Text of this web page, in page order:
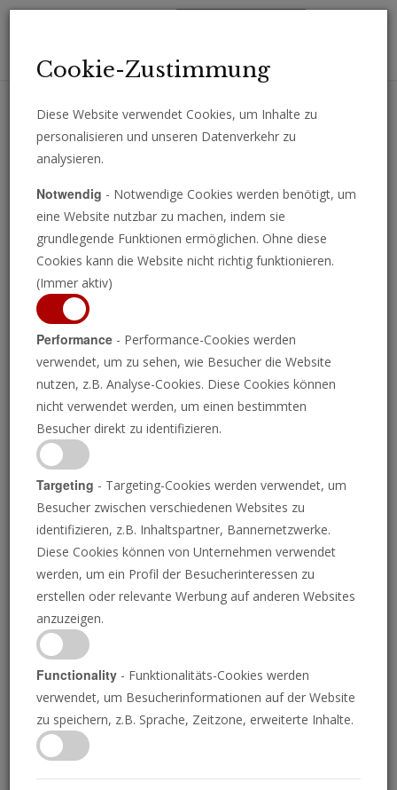
Erhalten Sie wichtige Analysen, Kommentare und Nachrichten
Ist dies Amerikas goldenes
Zeitalter?
STEPHEN FLURRY UND JOEL
HILLIKER
CHEFREDAKTEUR
GERALD FLURRY
Cookie-Zustimmung
Diese Website verwendet Cookies, um Inhalte zu
personalisieren und unseren Datenverkehr zu
analysieren.
Notwendig - Notwendige Cookies werden benötigt, um
eine Website nutzbar zu machen, indem sie
grundlegende Funktionen ermöglichen. Ohne diese
Cookies kann die Website nicht richtig funktionieren.
(Immer aktiv)
Performance - Performance-Cookies werden
verwendet, um zu sehen, wie Besucher die Website
nutzen, z.B. Analyse-Cookies. Diese Cookies können
nicht verwendet werden, um einen bestimmten
Besucher direkt zu identifizieren.
Targeting - Targeting-Cookies werden verwendet, um
Besucher zwischen verschiedenen Websites zu
identifizieren, z.B. Inhaltspartner, Bannernetzwerke.
Diese Cookies können von Unternehmen verwendet
werden, um ein Profil der Besucherinteressen zu
erstellen oder relevante Werbung auf anderen Websites
anzuzeigen.
Functionality - Funktionalitäts-Cookies werden
verwendet, um Besucherinformationen auf der Website
zu speichern, z.B. Sprache, Zeitzone, erweiterte Inhalte.